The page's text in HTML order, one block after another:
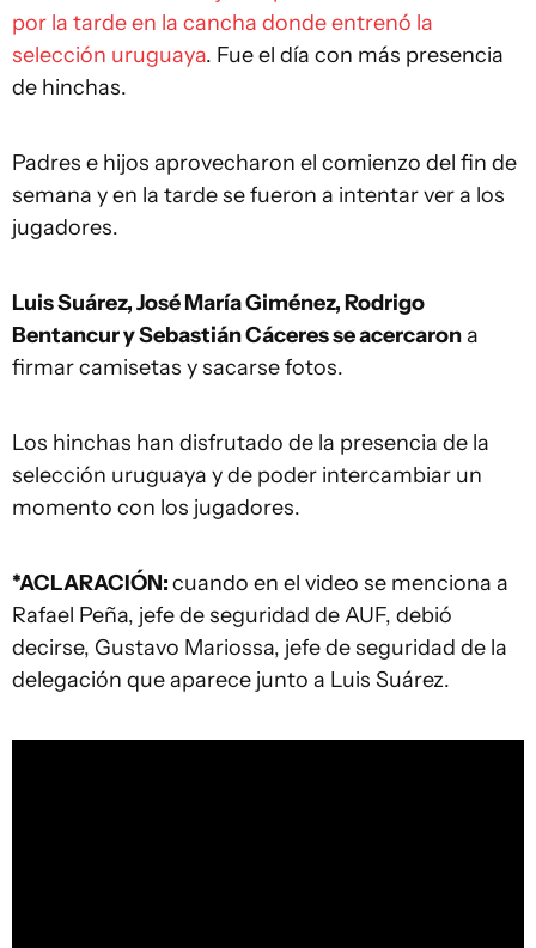
por la tarde en la cancha donde entrenó la
selección uruguaya. Fue el día con más presencia
de hinchas.
Padres e hijos aprovecharon el comienzo del fin de
semana y en la tarde se fueron a intentar ver a los
jugadores.
Luis Suárez, José María Giménez, Rodrigo
Bentancur y Sebastián Cáceres se acercarona
firmar camisetas y sacarse fotos.
Los hinchas han disfrutado de la presencia de la
selección uruguaya y de poder intercambiar un
momento con los jugadores.
*ACLARACIÓN:cuando en el video se menciona a
Rafael Peña, jefe de seguridad de AUF, debió
decirse, Gustavo Mariossa, jefe de seguridad de la
delegación que aparece junto a Luis Suárez.